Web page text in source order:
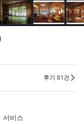
후기 81건
서비스